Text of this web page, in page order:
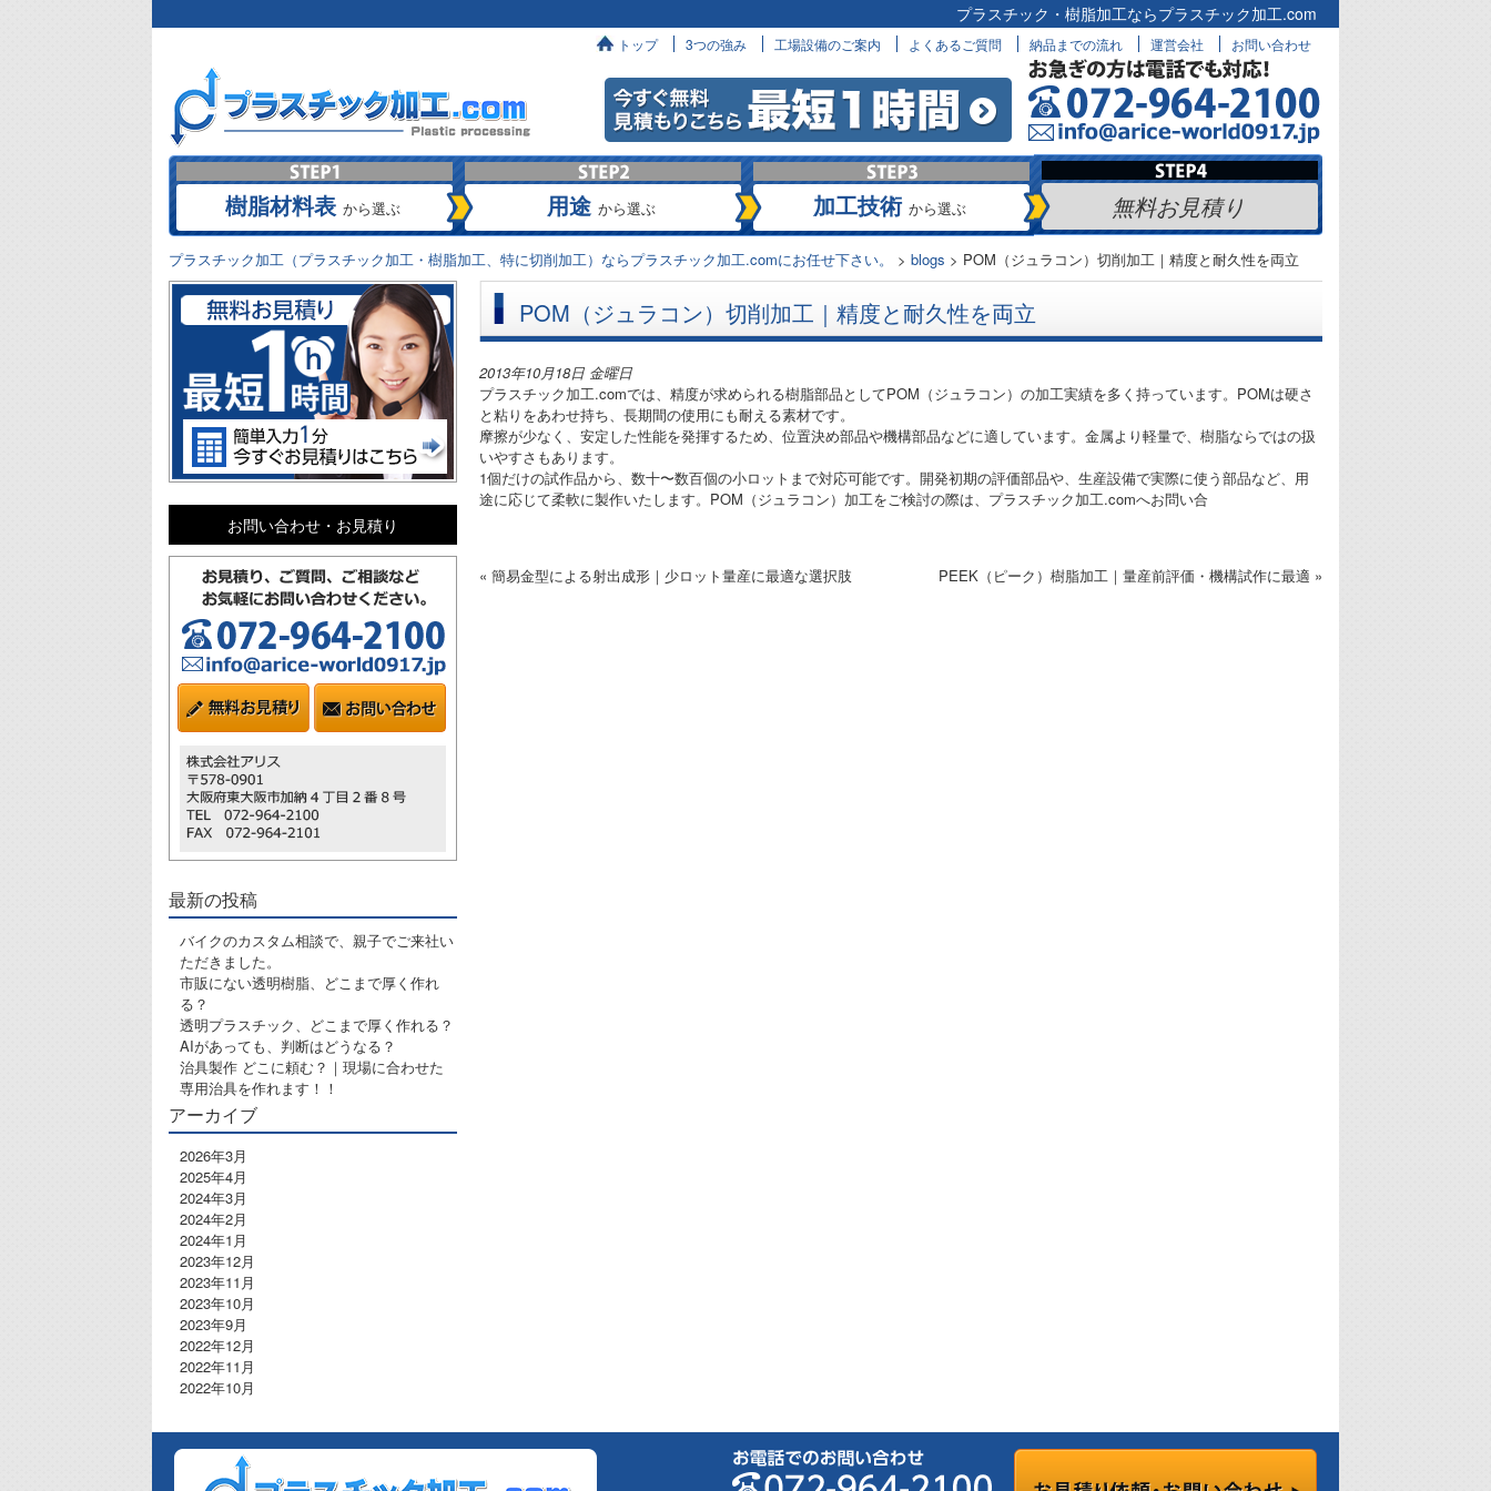
プラスチック・樹脂加工ならプラスチック加工.com
へ
トップ 3つの強み 工場設備のご案内 よくあるご質問 納品までの流れ 運営会社 お問い合わせ
樹脂材料表 から選ぶ 用途 から選ぶ 加工技術 から選ぶ 無料お見積り
プラスチック加工（プラスチック加工・樹脂加工、特に切削加工）ならプラスチック加工.comにお任せ下さい。 > blogs > POM（ジュラコン）切削加工｜精度と耐久性を両立
POM（ジュラコン）切削加工｜精度と耐久性を両立
2013年10月18日 金曜日
プラスチック加工.comでは、精度が求められる樹脂部品としてPOM（ジュラコン）の加工実績を多く持っています。POMは硬さ
と粘りをあわせ持ち、長期間の使用にも耐える素材です。
摩擦が少なく、安定した性能を発揮するため、位置決め部品や機構部品などに適しています。金属より軽量で、樹脂ならではの扱
いやすさもあります。
1個だけの試作品から、数十〜数百個の小ロットまで対応可能です。開発初期の評価部品や、生産設備で実際に使う部品など、用
途に応じて柔軟に製作いたします。POM（ジュラコン）加工をご検討の際は、プラスチック加工.comへお問い合
« 簡易金型による射出成形｜少ロット量産に最適な選択肢 PEEK（ピーク）樹脂加工｜量産前評価・機構試作に最適 »
お問い合わせ・お見積り
最新の投稿
バイクのカスタム相談で、親子でご来社い
ただきました。
市販にない透明樹脂、どこまで厚く作れ
る？
透明プラスチック、どこまで厚く作れる？
AIがあっても、判断はどうなる？
治具製作 どこに頼む？｜現場に合わせた
専用治具を作れます！！
アーカイブ
2026年3月
2025年4月
2024年3月
2024年2月
2024年1月
2023年12月
2023年11月
2023年10月
2023年9月
2022年12月
2022年11月
2022年10月